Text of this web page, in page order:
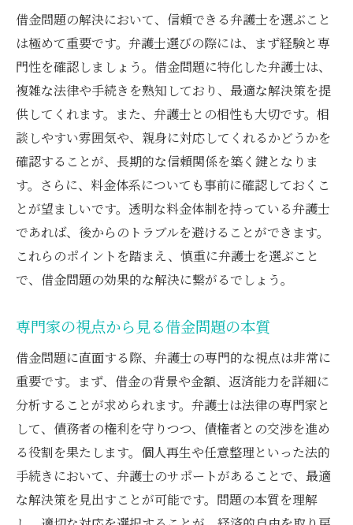
る
不安を軽減するための弁護士の役割
アドバイスがもたらす心理的な効果
弁護士への相談が不安を解消する理由
具体的なアドバイス事例から学ぶ
弁護士と共に不安を乗り越える方法
借金問題でのメンタルケアと弁護士の支援
弁護士と共に歩むことで得られる経済的な安定
経済的安定をもたらす弁護士の役割
弁護士と共に立てる安定へのロードマップ
弁護士が提案する資産管理の方法
安定のための長期的な計画策定
実際の事例から学ぶ経済的安定の秘訣
借金問題の解決において、信頼できる弁護士を選ぶこと
は極めて重要です。弁護士選びの際には、まず経験と専
門性を確認しましょう。借金問題に特化した弁護士は、
複雑な法律や手続きを熟知しており、最適な解決策を提
供してくれます。また、弁護士との相性も大切です。相
談しやすい雰囲気や、親身に対応してくれるかどうかを
確認することが、長期的な信頼関係を築く鍵となりま
す。さらに、料金体系についても事前に確認しておくこ
とが望ましいです。透明な料金体制を持っている弁護士
であれば、後からのトラブルを避けることができます。
これらのポイントを踏まえ、慎重に弁護士を選ぶこと
で、借金問題の効果的な解決に繋がるでしょう。
専門家の視点から見る借金問題の本質
借金問題に直面する際、弁護士の専門的な視点は非常に
重要です。まず、借金の背景や金額、返済能力を詳細に
分析することが求められます。弁護士は法律の専門家と
して、債務者の権利を守りつつ、債権者との交渉を進め
る役割を果たします。個人再生や任意整理といった法的
手続きにおいて、弁護士のサポートがあることで、最適
な解決策を見出すことが可能です。問題の本質を理解